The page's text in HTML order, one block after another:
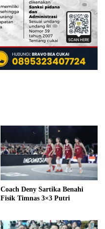
Coach Deny Sartika Benahi
Fisik Timnas 3×3 Putri